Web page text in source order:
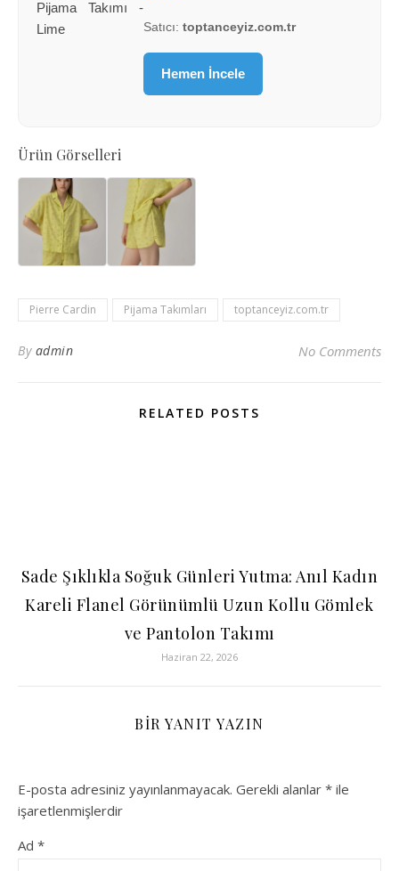
Satıcı: toptanceyiz.com.tr
Hemen İncele
Ürün Görselleri
Pierre Cardin Pijama Takımları toptanceyiz.com.tr
By admin No Comments
RELATED POSTS
Sade Şıklıkla Soğuk Günleri Yutma: Anıl Kadın
Kareli Flanel Görünümlü Uzun Kollu Gömlek
ve Pantolon Takımı
Haziran 22, 2026
BIR YANIT YAZIN
E-posta adresiniz yayınlanmayacak. Gerekli alanlar * ile
işaretlenmişlerdir
Ad *